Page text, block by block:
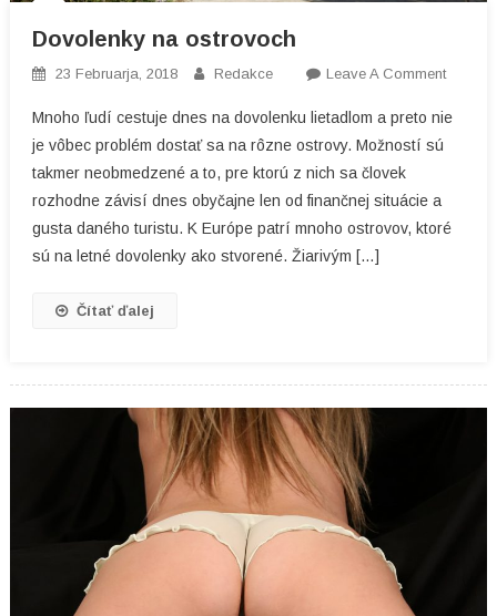
Dovolenky na ostrovoch
23 Februarja, 2018 Redakce Leave A CommentOn
Na
Mnoho ľudí cestuje dnes na dovolenku lietadlom a preto nie
je vôbec problém dostať sa na rôzne ostrovy. Možností sú
takmer neobmedzené a to, pre ktorú z nich sa človek
rozhodne závisí dnes obyčajne len od finančnej situácie a
gusta daného turistu. K Európe patrí mnoho ostrovov, ktoré
sú na letné dovolenky ako stvorené. Žiarivým […]
Čítať ďalej